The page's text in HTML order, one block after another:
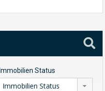
Immobilien Status
Immobilien Status